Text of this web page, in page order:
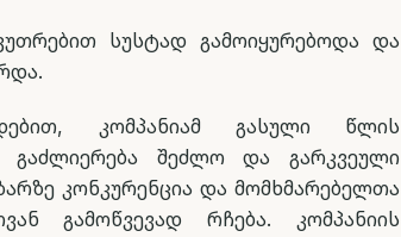
სუსტად გამოიყურებოდა და
კომპანიამ გასული წლის
გაძლიერება შეძლო და გარკვეული
კონკურენცია და მომხმარებელთა
გამოწვევად რჩება. კომპანიის